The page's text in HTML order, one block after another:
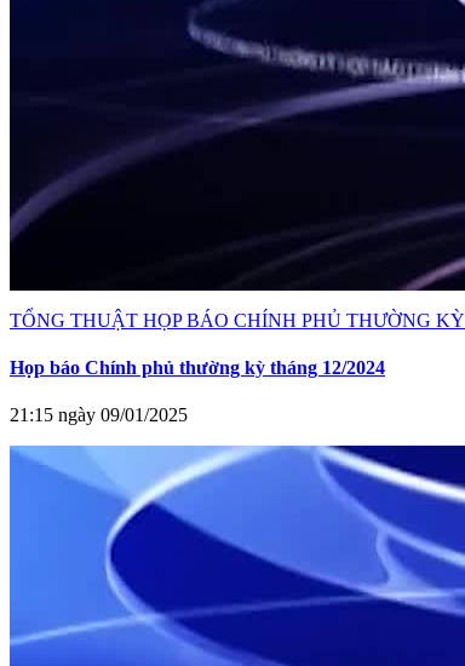
TỔNG THUẬT HỌP BÁO CHÍNH PHỦ THƯỜNG KỲ
Họp báo Chính phủ thường kỳ tháng 12/2024
21:15 ngày 09/01/2025